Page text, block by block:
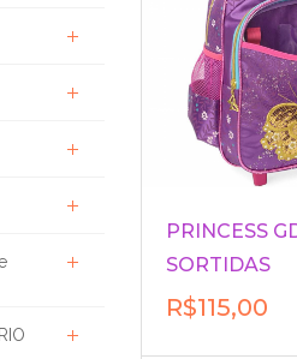
PRINCESS
SORTIDAS
R$115,00